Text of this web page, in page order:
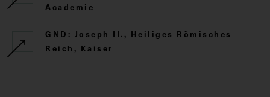
Academie
GND: Joseph II., Heiliges Römisches
Reich, Kaiser